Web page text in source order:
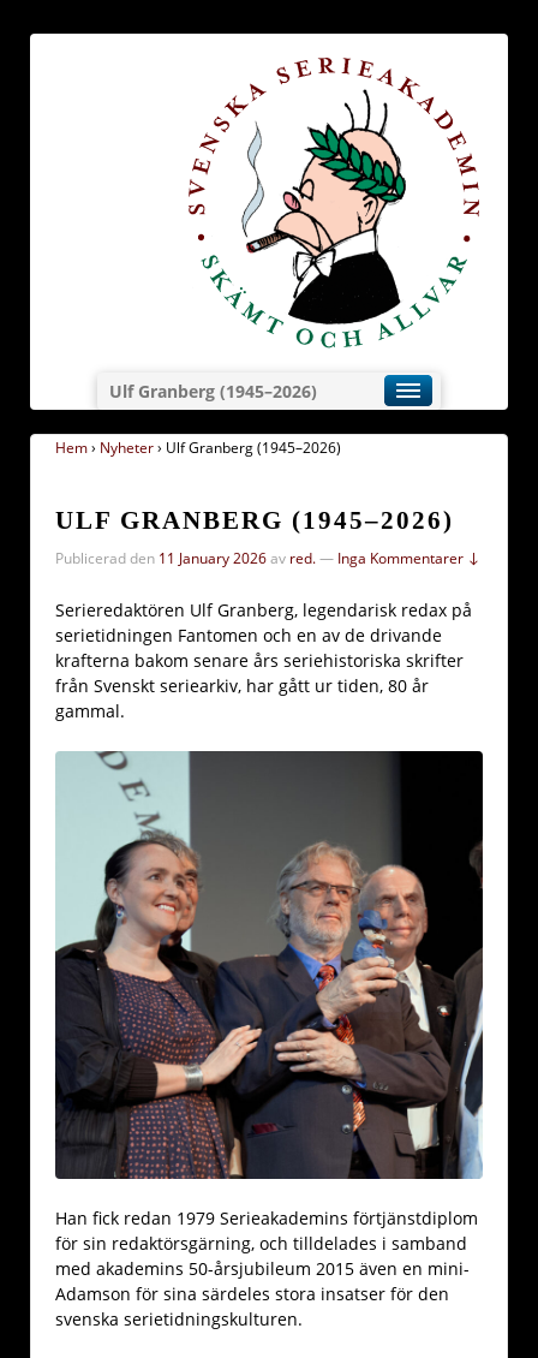
Ulf Granberg (1945–2026)
Hem› Nyheter› Ulf Granberg (1945–2026)
ULF GRANBERG (1945–2026)
Publicerad den 11 January 2026av red.— Inga Kommentarer ↓
Serieredaktören Ulf Granberg, legendarisk redax på
serietidningen Fantomen och en av de drivande
krafterna bakom senare års seriehistoriska skrifter
från Svenskt seriearkiv, har gått ur tiden, 80 år
gammal.
Han fick redan 1979 Serieakademins förtjänstdiplom
för sin redaktörsgärning, och tilldelades i samband
med akademins 50-årsjubileum 2015 även en mini-
Adamson för sina särdeles stora insatser för den
svenska serietidningskulturen.